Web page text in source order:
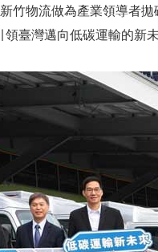
物流做為產業領導者
臺灣邁向低碳運輸的新未